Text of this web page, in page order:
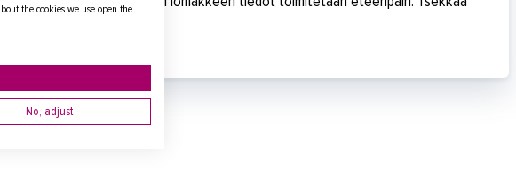
the cookies we use open the
No, adjust